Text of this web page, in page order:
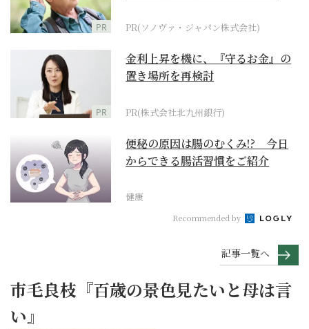
PR PR(ソノヴァ・ジャパン株式会社)
PR
金利上昇を機に、『守るお金』の
置き場所を再検討
PR(株式会社北九州銀行)
便秘の原因は腸のむくみ!? 今日
からできる腸活習慣をご紹介
健康
Recommended by
記事一覧へ
市毛良枝『百歳の景色見たいと母は言
い』